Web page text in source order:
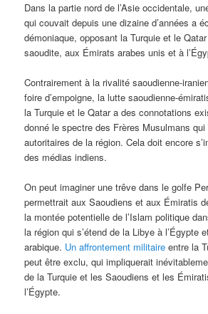
Dans la partie nord de l’Asie occidentale,
qui couvait depuis une dizaine d’années a
démoniaque, opposant la Turquie et le Qatar
saoudite, aux Émirats arabes unis et à
Contrairement à la rivalité saoudienne-
foire d’empoigne, la lutte saoudienne-
la Turquie et le Qatar a des connotations
donné le spectre des Frères Musulmans
autoritaires de la région. Cela doit encore
des médias indiens.
On peut imaginer une trêve dans le golfe
permettrait aux Saoudiens et aux Émiratis
la montée potentielle de l’Islam politique
la région qui s’étend de la Libye à l’Égypte
arabique. Un affrontement militaire entre la
peut être exclu, qui impliquerait
de la Turquie et les Saoudiens et les
l’Égypte.